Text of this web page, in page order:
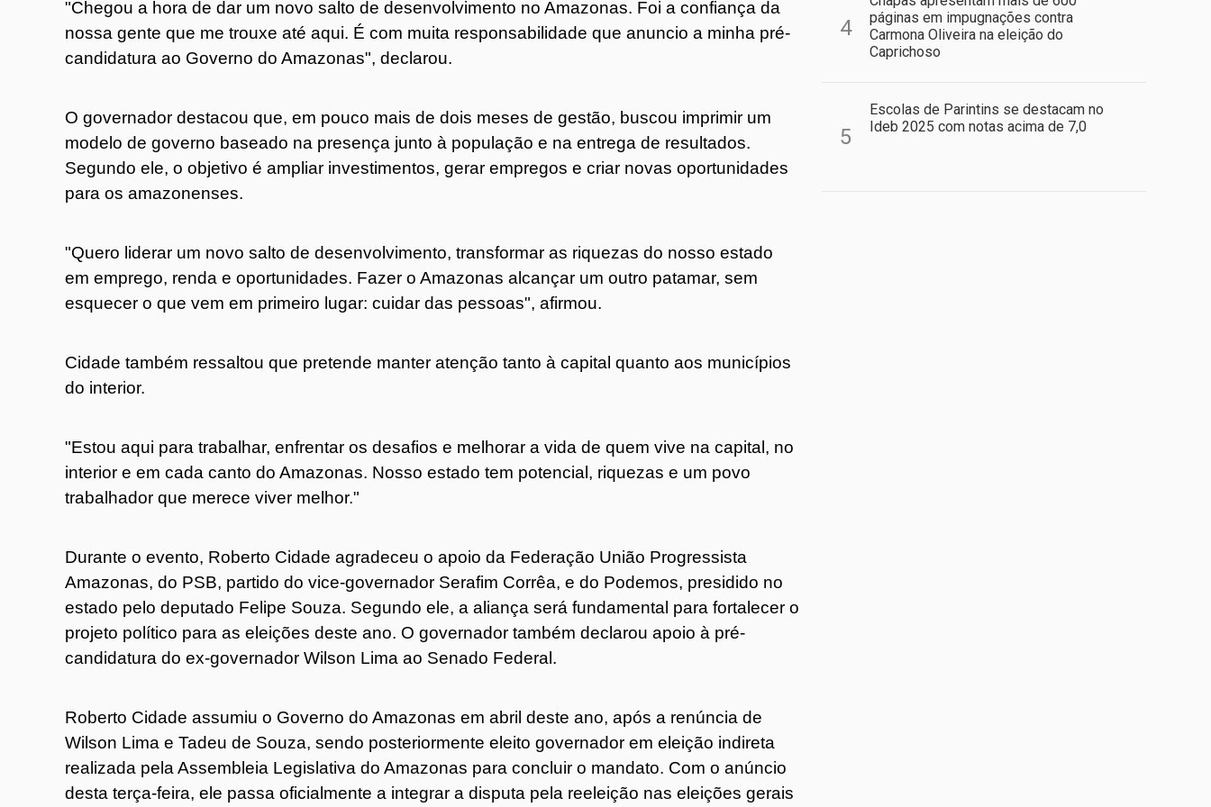
"Chegou a hora de dar um novo salto de desenvolvimento no Amazonas. Foi a confiança da
nossa gente que me trouxe até aqui. É com muita responsabilidade que anuncio a minha pré-
candidatura ao Governo do Amazonas", declarou.
O governador destacou que, em pouco mais de dois meses de gestão, buscou imprimir um
modelo de governo baseado na presença junto à população e na entrega de resultados.
Segundo ele, o objetivo é ampliar investimentos, gerar empregos e criar novas oportunidades
para os amazonenses.
"Quero liderar um novo salto de desenvolvimento, transformar as riquezas do nosso estado
em emprego, renda e oportunidades. Fazer o Amazonas alcançar um outro patamar, sem
esquecer o que vem em primeiro lugar: cuidar das pessoas", afirmou.
Cidade também ressaltou que pretende manter atenção tanto à capital quanto aos municípios
do interior.
"Estou aqui para trabalhar, enfrentar os desafios e melhorar a vida de quem vive na capital, no
interior e em cada canto do Amazonas. Nosso estado tem potencial, riquezas e um povo
trabalhador que merece viver melhor."
Durante o evento, Roberto Cidade agradeceu o apoio da Federação União Progressista
Amazonas, do PSB, partido do vice-governador Serafim Corrêa, e do Podemos, presidido no
estado pelo deputado Felipe Souza. Segundo ele, a aliança será fundamental para fortalecer o
projeto político para as eleições deste ano. O governador também declarou apoio à pré-
candidatura do ex-governador Wilson Lima ao Senado Federal.
Roberto Cidade assumiu o Governo do Amazonas em abril deste ano, após a renúncia de
Wilson Lima e Tadeu de Souza, sendo posteriormente eleito governador em eleição indireta
realizada pela Assembleia Legislativa do Amazonas para concluir o mandato. Com o anúncio
desta terça-feira, ele passa oficialmente a integrar a disputa pela reeleição nas eleições gerais
4
páginas em impugnações contra
Carmona Oliveira na eleição do
Caprichoso
5
Escolas de Parintins se destacam no
Ideb 2025 com notas acima de 7,0